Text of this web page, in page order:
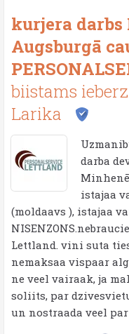
kurjera
Augsburgā
biistams
Larika
darba
istajaa
(moldaavs ), istajaa
Lettland. vini suta
nemaksaa vispaar
ne veel vairaak, ja
soliits, par
un nostraada veel